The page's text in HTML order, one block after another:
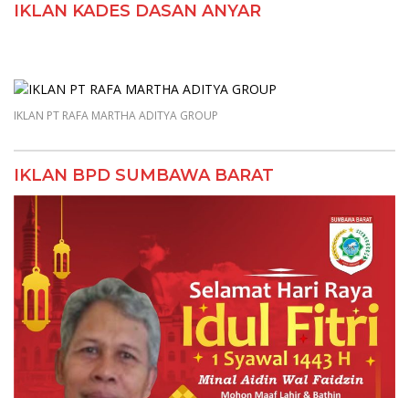
IKLAN KADES DASAN ANYAR
IKLAN PT RAFA MARTHA ADITYA GROUP
IKLAN BPD SUMBAWA BARAT